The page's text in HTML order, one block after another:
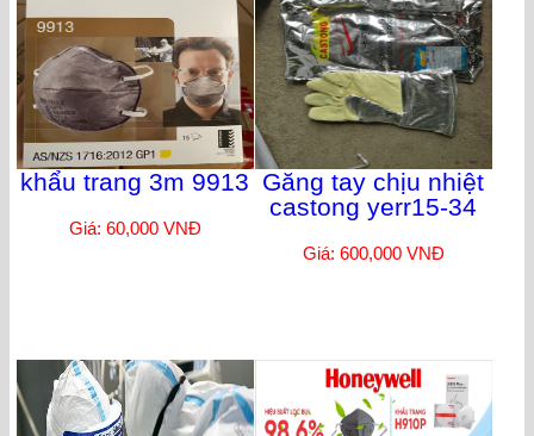
khẩu trang 3m 9913
Giá: 60,000 VNĐ
Găng tay chịu nhiệt
castong yerr15-34
Giá: 600,000 VNĐ